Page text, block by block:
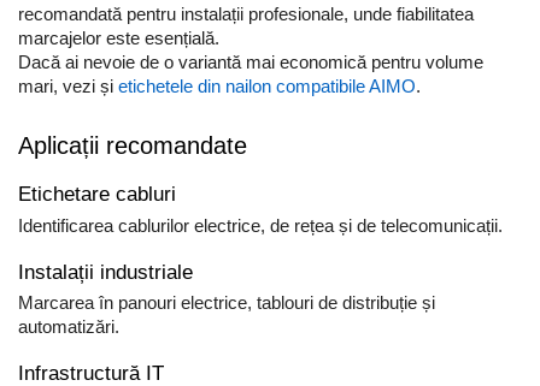
recomandată pentru instalații profesionale, unde fiabilitatea
marcajelor este esențială.
Dacă ai nevoie de o variantă mai economică pentru volume
mari, vezi și etichetele din nailon compatibile AIMO.
Aplicații recomandate
Etichetare cabluri
Identificarea cablurilor electrice, de rețea și de telecomunicații.
Instalații industriale
Marcarea în panouri electrice, tablouri de distribuție și
automatizări.
Infrastructură IT